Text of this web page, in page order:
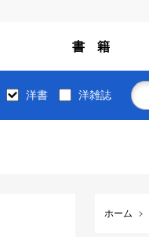
書 籍
洋書 洋雑誌
ホーム